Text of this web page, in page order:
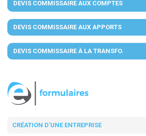
DEVIS COMMISSAIRE AUX COMPTES
DEVIS COMMISSAIRE AUX APPORTS
DEVIS COMMISSAIRE À LA TRANSFO.
CRÉATION D'UNE ENTREPRISE